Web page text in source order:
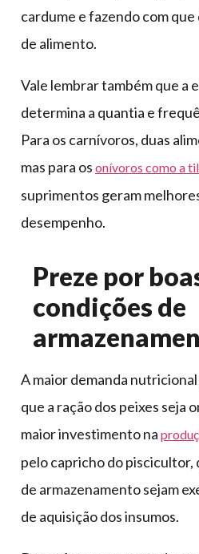
cardume e fazendo com
de alimento.
Vale lembrar também que a
determina a quantia e
Para os carnívoros, duas
mas para os onívoros como a
suprimentos geram
desempenho.
Preze por
condições de
A maior demanda
que a ração dos peixes seja
maior investimento na
pelo capricho do piscicultor,
de armazenamento sejam
de aquisição dos insumos.